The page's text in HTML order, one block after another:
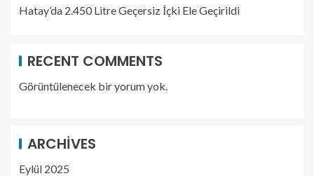
Hatay’da 2.450 Litre Geçersiz İçki Ele Geçirildi
RECENT COMMENTS
Görüntülenecek bir yorum yok.
ARCHIVES
Eylül 2025